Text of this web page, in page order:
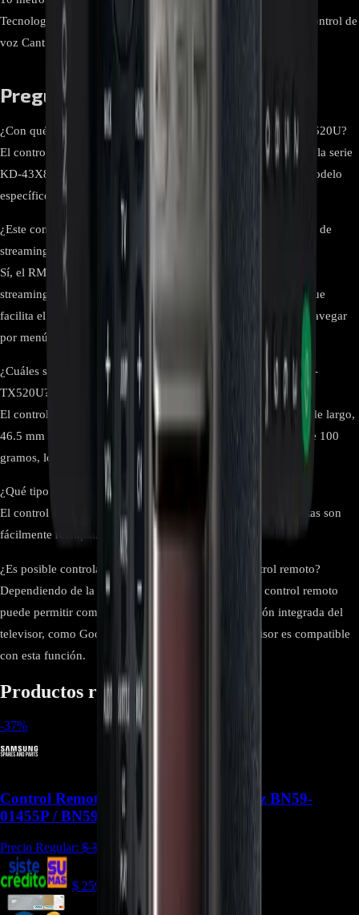
Tecnología de conexión Bluetooth Características especiales Control de
voz Cantidad de dispositivos compatibles 1
Preguntas frecuentes:
¿Con qué televisores es compatible el control remoto RMF-TX520U?
El control remoto RMF-TX520U es compatible los modelos de la serie
KD-43X80J. Asegúrate de verificar la compatibilidad con tu modelo
específico antes de usarlo.
¿Este control remoto tiene botones dedicados para aplicaciones de
streaming?
Sí, el RMF-TX520U tiene botones dedicados para servicios de
streaming como Netflix, YouTube y Amazon Prime Video, lo que
facilita el acceso directo a estas plataformas sin necesidad de navegar
por menús.
¿Cuáles son las dimensiones y el peso del control remoto RMF-
TX520U?
El control remoto tiene las siguientes dimensiones: 175.5 mm de largo,
46.5 mm de ancho y 25 mm de alto. Su peso aproximado es de 100
gramos, lo que lo hace ligero y fácil de manejar.
¿Qué tipo de baterías utiliza el control remoto RMF-TX520U?
El control remoto RMF-TX520U utiliza dos baterías AAA. Estas son
fácilmente reemplazables y de uso común.
¿Es posible controlar funciones de voz con este control remoto?
Dependiendo de la compatibilidad del televisor, este control remoto
puede permitir comandos de voz a través de la función integrada del
televisor, como Google Assistant. Verifica si tu televisor es compatible
con esta función.
Productos relacionados
-37%
Control Remoto Samsung Solar con Voz BN59-
01455P / BN59-01456M - CR-200
Precio Regular: $371.286
$ 259.900